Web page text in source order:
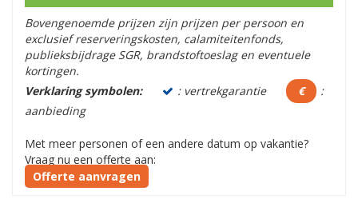
Bovengenoemde prijzen zijn prijzen per persoon en
exclusief reserveringskosten, calamiteitenfonds,
publieksbijdrage SGR, brandstoftoeslag en eventuele
kortingen.
Verklaring symbolen:
: vertrekgarantie €
:
aanbieding
Met meer personen of een andere datum op vakantie?
Vraag nu een offerte aan:
Offerte aanvragen